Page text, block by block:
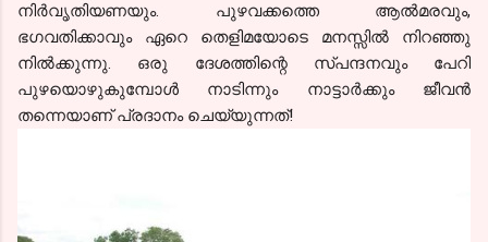
നിര്‍വൃതിയണയും. പുഴവക്കത്തെ ആല്‍മരവും,
ഭഗവതിക്കാവും ഏറെ തെളിമയോടെ മനസ്സില്‍ നിറഞ്ഞു
നില്‍ക്കുന്നു. ഒരു ദേശത്തിന്റെ സ്പന്ദനവും പേറി
പുഴയൊഴുകുമ്പോള്‍ നാടിന്നും നാട്ടാര്‍ക്കും ജീവന്‍
തന്നെയാണ് പ്രദാനം ചെയ്യുന്നത്!